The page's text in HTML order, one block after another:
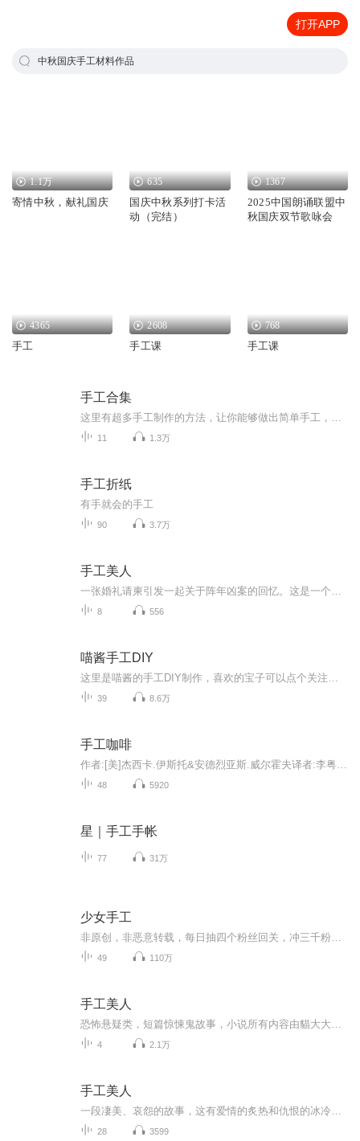
打开APP
中秋国庆手工材料作品
1.1万
寄情中秋，献礼国庆
635
国庆中秋系列打卡活
动（完结）
1367
2025中国朗诵联盟中
秋国庆双节歌咏会
4365
手工
2608
手工课
768
手工课
手工合集
11 1.3万
手工折纸
有手就会的手工
90 3.7万
手工美人
8 556
喵酱手工DIY
39 8.6万
手工咖啡
48 5920
星｜手工手帐
77 31万
少女手工
49 110万
手工美人
4 2.1万
手工美人
28 3599